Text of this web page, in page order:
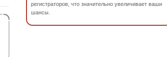
регистраторов, что значительно увеличивает ваши
шансы.